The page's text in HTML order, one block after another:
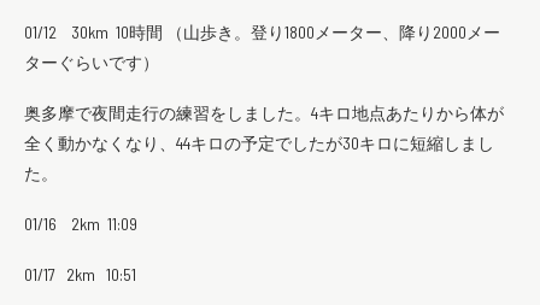
01/12 30km 10時間 （山歩き。登り1800メーター、降り2000メー
ターぐらいです）
奥多摩で夜間走行の練習をしました。4キロ地点あたりから体が
全く動かなくなり、44キロの予定でしたが30キロに短縮しまし
た。
01/16 2km 11:09
01/17 2km 10:51